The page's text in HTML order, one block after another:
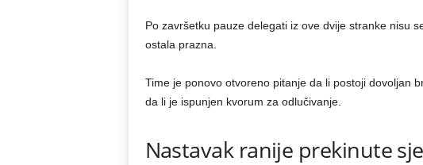
Po završetku pauze delegati iz ove dvije stranke nisu
ostala prazna.
Time je ponovo otvoreno pitanje da li postoji dovoljan
da li je ispunjen kvorum za odlučivanje.
Nastavak ranije prekinute